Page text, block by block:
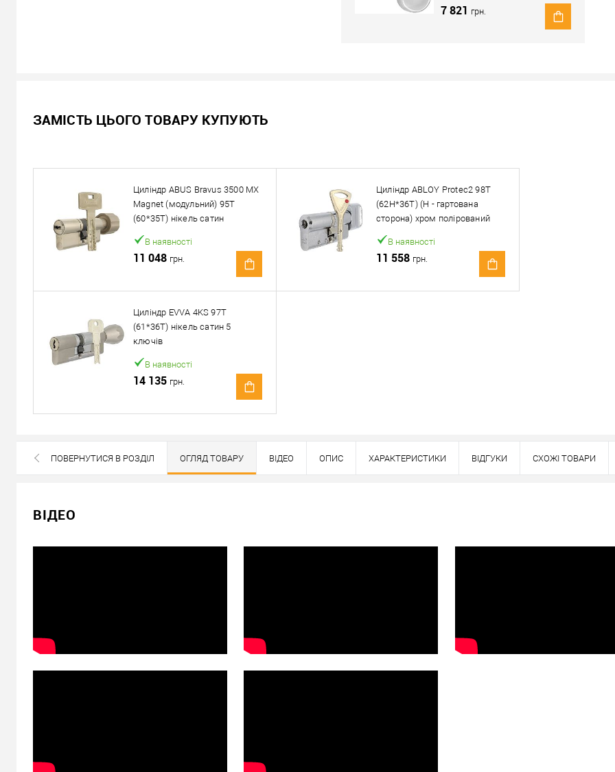
7 821 грн.
Кількість:
У кошик Купити в 1 клік
Можемо встановити цей товар. Деталі запитуйте у менеджера.
Оплата
Доставка серцевин від 4000 грн здійснюється безкоштовно
«Новою Поштою» по Україні
Самовивіз
Мінімальна сума замовлення 400 грн
Доставка накладеним платежем від 400 грн
ЗАМІСТЬ ЦЬОГО ТОВАРУ КУПУЮТЬ
Циліндр ABUS Bravus 3500 MX
Magnet (модульний) 95T
(60*35T) нікель сатин
В наявності
11 048 грн.
Циліндр ABLOY Protec2 98T
(62H*36T) (H - гартована
сторона) хром полірований
В наявності
11 558 грн.
Циліндр EVVA 4KS 97T
(61*36T) нікель сатин 5
ключів
В наявності
14 135 грн.
ПОВЕРНУТИСЯ В РОЗДІЛ ОГЛЯД ТОВАРУ ВІДЕО ОПИС ХАРАКТЕРИСТИКИ ВІДГУКИ СХОЖІ ТОВАРИ
ВІДЕО